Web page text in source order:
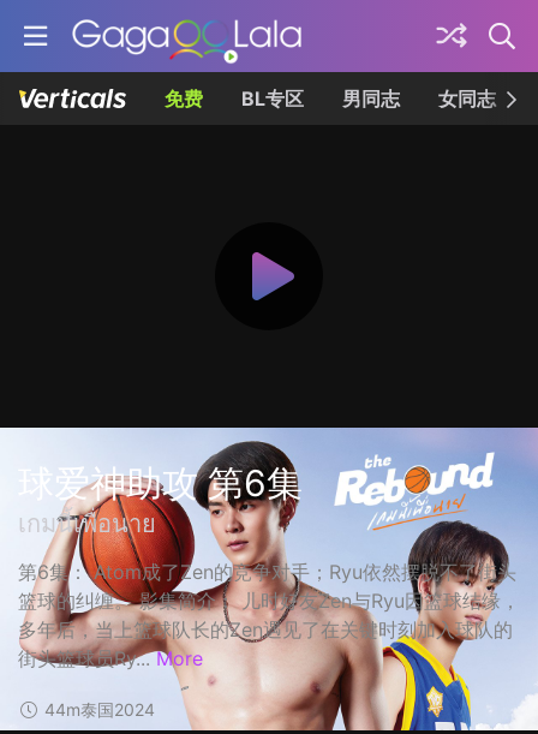
免费 BL专区 男同志 女同志
球爱神助攻 第6集
เกมนี้เพื่อนาย
第6集： Atom成了Zen的竞争对手；Ryu依然摆脱不了街头
篮球的纠缠。 影集简介： 儿时好友Zen与Ryu因篮球结缘，
多年后，当上篮球队长的Zen遇见了在关键时刻加入球队的
街头篮球员Ry... More
44m泰国2024